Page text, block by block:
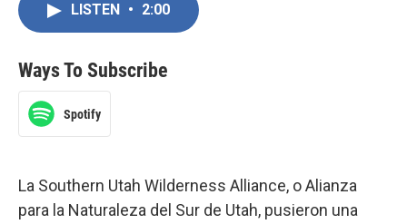
LISTEN • 2:00
Ways To Subscribe
Spotify
La Southern Utah Wilderness Alliance, o Alianza
para la Naturaleza del Sur de Utah, pusieron una